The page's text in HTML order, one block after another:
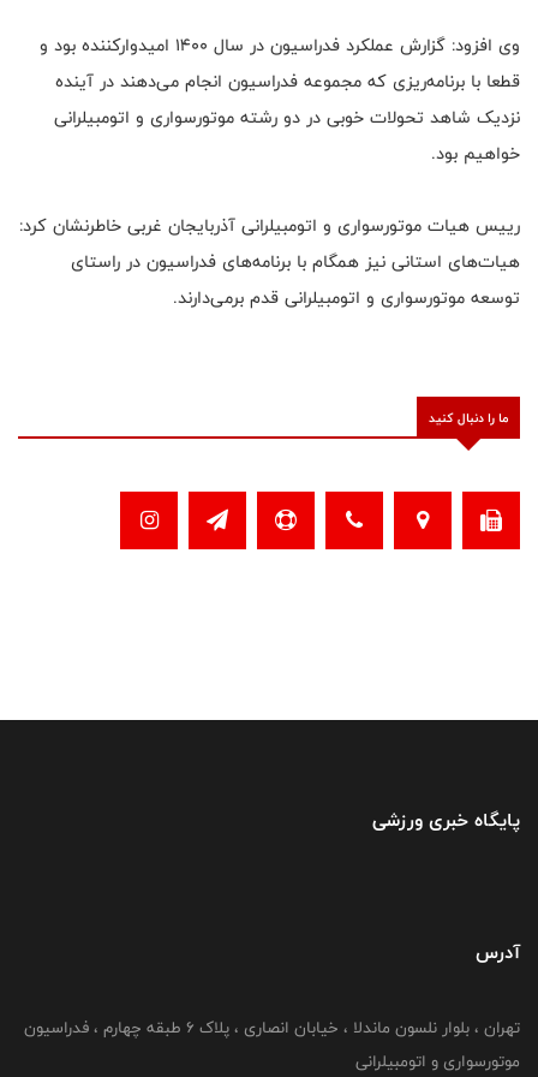
وی افزود: گزارش عملکرد فدراسیون در سال ۱۴۰۰ امیدوارکننده بود و
قطعا با برنامه‌ریزی که مجموعه فدراسیون انجام می‌دهند در آینده
نزدیک شاهد تحولات خوبی در دو رشته موتورسواری و اتومبیلرانی
خواهیم بود.
رییس هیات موتورسواری و اتومبیلرانی آذربایجان غربی خاطرنشان کرد:
هیات‌های استانی نیز همگام با برنامه‌های فدراسیون در راستای
توسعه موتورسواری و اتومبیلرانی قدم برمی‌دارند.
ما را دنبال کنید
پایگاه خبری ورزشی
آدرس
تهران ، بلوار نلسون ماندلا ، خیابان انصاری ، پلاک ۶ طبقه چهارم ، فدراسیون
موتورسواری و اتومبیلرانی